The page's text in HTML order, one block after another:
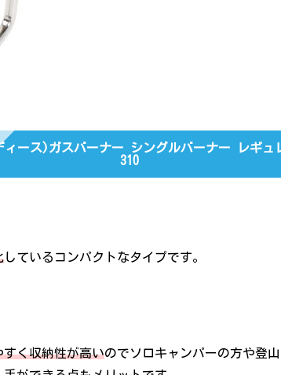
ィース)ガスバーナー シングルバーナー レギュ
310
しているコンパクトなタイプです。
く収納性が高いのでソロキャンパーの方や登